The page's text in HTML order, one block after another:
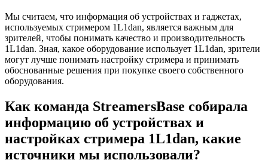
Мы считаем, что информация об устройствах и гаджетах,
используемых стримером 1L1dan, является важным для
зрителей, чтобы понимать качество и производительность
1L1dan. Зная, какое оборудование использует 1L1dan, зрители
могут лучше понимать настройку стримера и принимать
обоснованные решения при покупке своего собственного
оборудования.
Как команда StreamersBase собирала
информацию об устройствах и
настройках стримера 1L1dan, какие
источники мы использовали?